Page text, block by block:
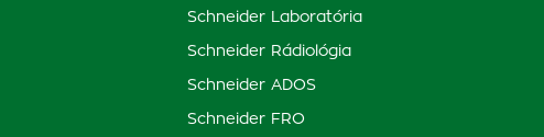
Schneider Laboratória
Schneider Rádiológia
Schneider ADOS
Schneider FRO